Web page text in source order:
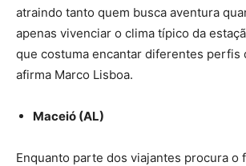
atraindo tanto quem busca aventura
apenas vivenciar o clima típico da
que costuma encantar diferentes perfis
afirma Marco Lisboa.
Maceió (AL)
Enquanto parte dos viajantes procura o